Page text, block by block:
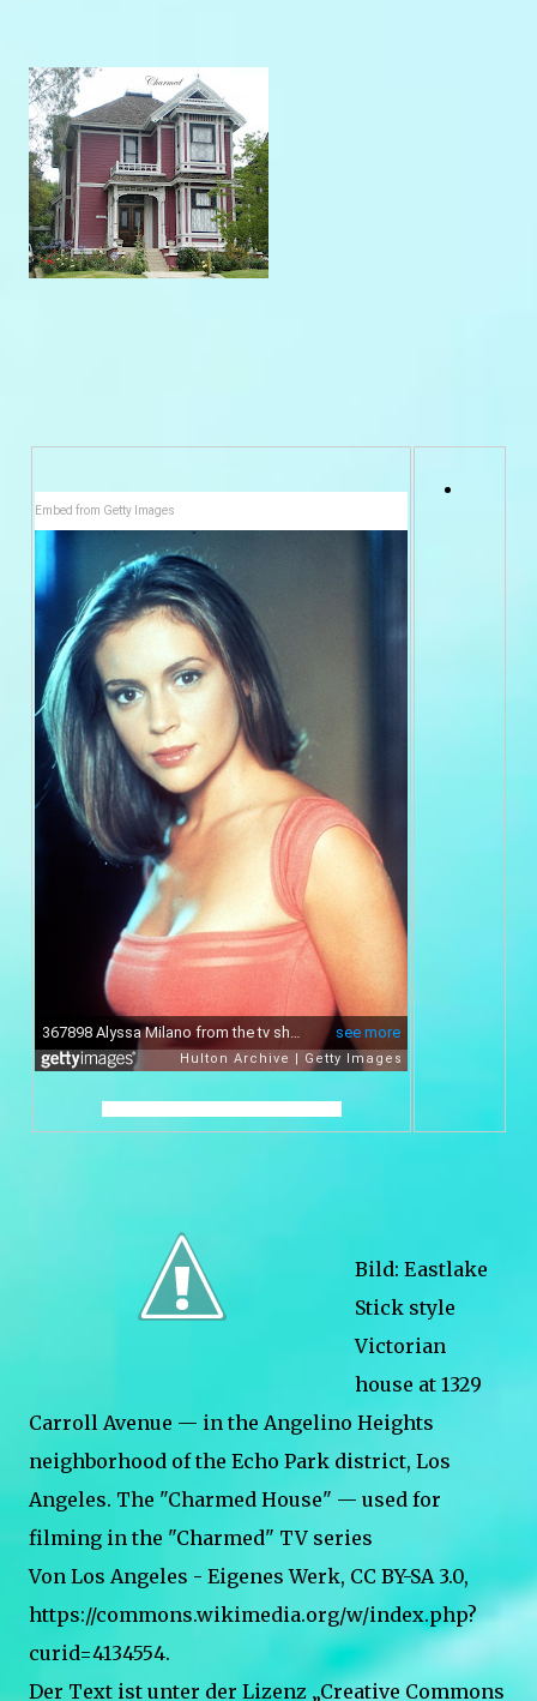
Embed from Getty Images
Bild: Eastlake
Stick style
Victorian
house at 1329
Carroll Avenue — in the Angelino Heights
neighborhood of the Echo Park district, Los
Angeles. The "Charmed House" — used for
filming in the "Charmed" TV series
Von Los Angeles - Eigenes Werk, CC BY-SA 3.0,
https://commons.wikimedia.org/w/index.php?
curid=4134554.
Der Text ist unter der Lizenz „Creative Commons